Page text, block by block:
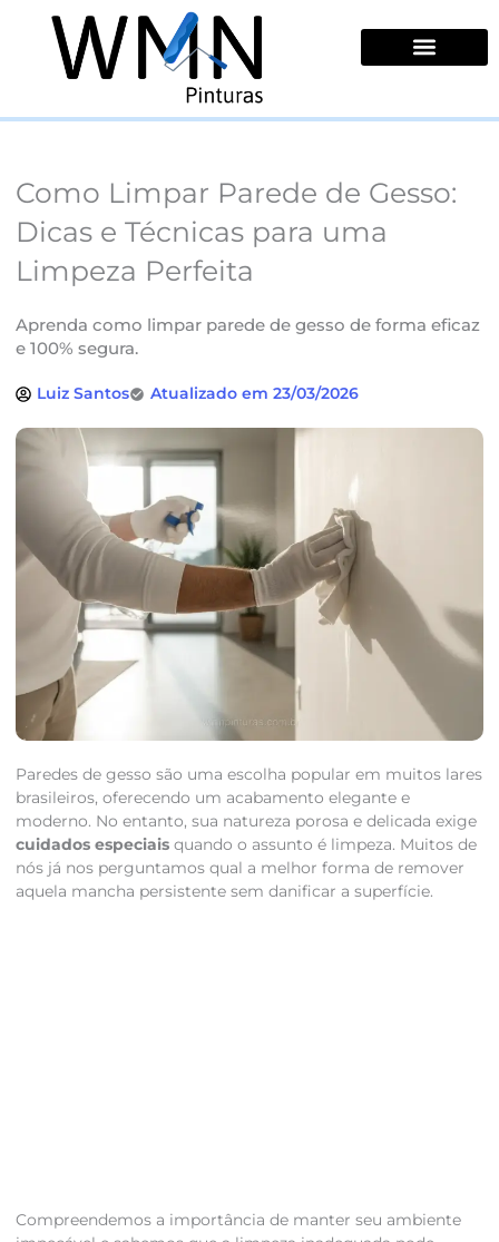
conteúdo
Como Limpar Parede de Gesso:
Dicas e Técnicas para uma
Limpeza Perfeita
Aprenda como limpar parede de gesso de forma eficaz
e 100% segura.
Luiz Santos Atualizado em 23/03/2026
Paredes de gesso são uma escolha popular em muitos lares
brasileiros, oferecendo um acabamento elegante e
moderno. No entanto, sua natureza porosa e delicada exige
cuidados especiaisquando o assunto é limpeza. Muitos de
nós já nos perguntamos qual a melhor forma de remover
aquela mancha persistente sem danificar a superfície.
Compreendemos a importância de manter seu ambiente